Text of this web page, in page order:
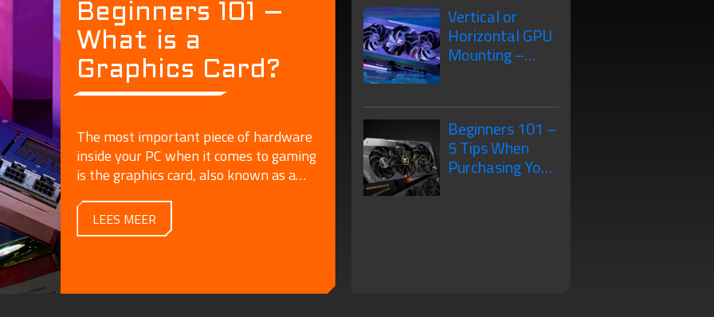
Beginners 101 –
What is a
Graphics Card?
The most important piece of hardware
inside your PC when it comes to gaming
is the graphics card, also known as a
LEES MEER
Vertical or
Horizontal GPU
Mounting –
Beginners 101 –
5 Tips When
Purchasing Your